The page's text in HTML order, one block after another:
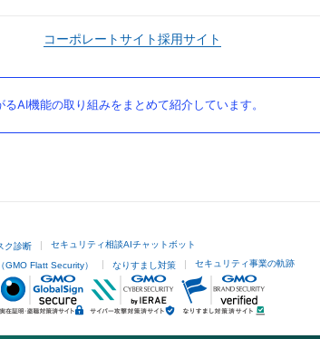
コーポレートサイト採用サイト
AI機能の取り組みをまとめて紹介しています。
ク診断 セキュリティ相談AIチャットボット
GMO Flatt Security） なりすまし対策 セキュリティ事業の軌跡